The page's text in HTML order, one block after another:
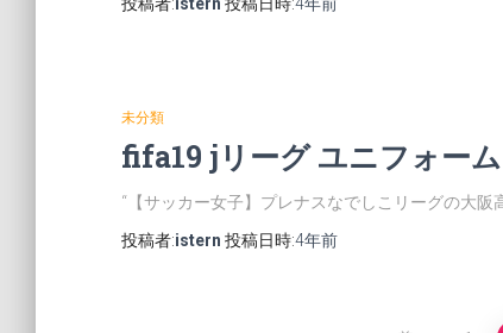
未分類
fifa19 jリーグ ユニフォーム
“【サッカー女子】プレナスなでしこリーグの大
投稿者:istern 投稿日時:4年前